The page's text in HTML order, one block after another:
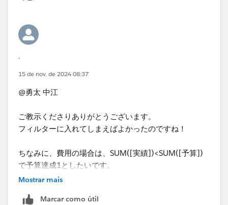
また余談ですが、真偽値を数値に​変えたいときはINT関
数を掛けると真（TRUE）は1に、偽（FALSE）は0にな
ります。
.
15 de nov. de 2024 08:37
@勇太 中江
ご教示くださりありがとうございます。
フィルターに入れてしまえばよかったのですね！
ちなみに、費用の場合は、SUM([実績])<SUM([予算])
で予算達成1としたいです。
Saitoさんの式を参考に作成したところ、真偽判定の式
Mostrar mais
Marcar como útil